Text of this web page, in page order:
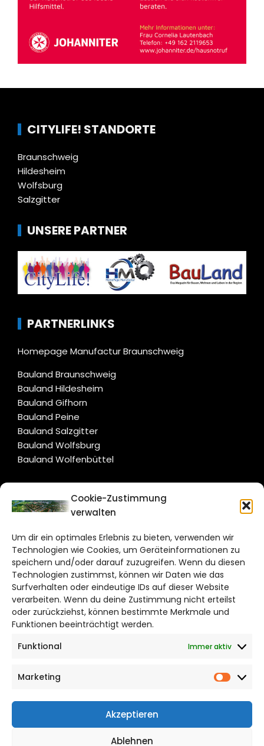
Cookie-Zustimmung
verwalten
Um dir ein optimales Erlebnis zu bieten, verwenden wir
Technologien wie Cookies, um Geräteinformationen zu
speichern und/oder darauf zuzugreifen. Wenn du diesen
Technologien zustimmst, können wir Daten wie das
Surfverhalten oder eindeutige IDs auf dieser Website
verarbeiten. Wenn du deine Zustimmung nicht erteilst
oder zurückziehst, können bestimmte Merkmale und
Funktionen beeinträchtigt werden.
Funktional
Immer aktiv
Marketing
Akzeptieren
Ablehnen
CITYLIFE! STANDORTE
Braunschweig
Hildesheim
Wolfsburg
Salzgitter
UNSERE PARTNER
PARTNERLINKS
Homepage Manufactur Braunschweig
Bauland Braunschweig
Bauland Hildesheim
Bauland Gifhorn
Bauland Peine
Bauland Salzgitter
Bauland Wolfsburg
Bauland Wolfenbüttel
CITYLIFE!
Bruchtorwall 12
38100 Braunschweig
Telefon: 0531 387220 – 65
DAS STADTMAGAZIN FÜR
SALZGITTER
Impressum
Cookie Richtlinie
CITYLIFE! BEI FACEBOOK